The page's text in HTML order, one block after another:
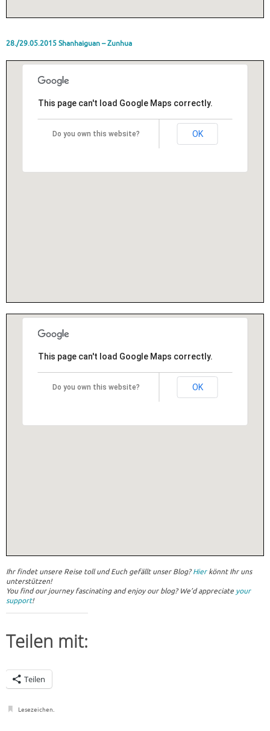
28./29.05.2015 Shanhaiguan – Zunhua
This page can't load Google Maps correctly.
Do you own this website? OK
This page can't load Google Maps correctly.
Do you own this website? OK
Ihr findet unsere Reise toll und Euch gefällt unser Blog?Hierkönnt Ihr uns
unterstützen!
You find our journey fascinating and enjoy our blog? We’d appreciate your
support!
Teilen mit:
Teilen
Lesezeichen.